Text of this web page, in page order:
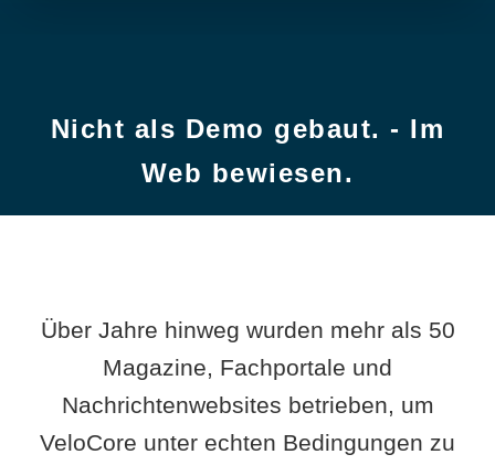
Nicht als Demo gebaut. - Im
Web bewiesen.
Über Jahre hinweg wurden mehr als 50
Magazine, Fachportale und
Nachrichtenwebsites betrieben, um
VeloCore unter echten Bedingungen zu